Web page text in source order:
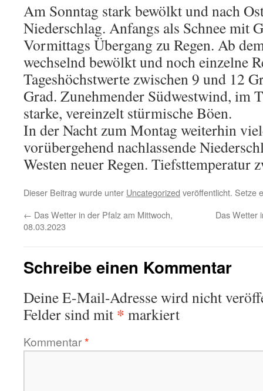
Am Sonntag stark bewölkt und nach
Niederschlag. Anfangs als Schnee mit
Vormittags Übergang zu Regen. Ab
wechselnd bewölkt und noch einzelne
Tageshöchstwerte zwischen 9 und 12
Grad. Zunehmender Südwestwind, im
starke, vereinzelt stürmische Böen.
In der Nacht zum Montag weiterhin
vorübergehend nachlassende
Westen neuer Regen. Tiefsttemperatur
Dieser Beitrag wurde unter Uncategorized veröffentlicht. Setze
← Das Wetter in der Pfalz am Mittwoch,
08.03.2023
Das Wetter
Schreibe einen Kommentar
Deine E-Mail-Adresse wird nicht
Felder sind mit * markiert
Kommentar*